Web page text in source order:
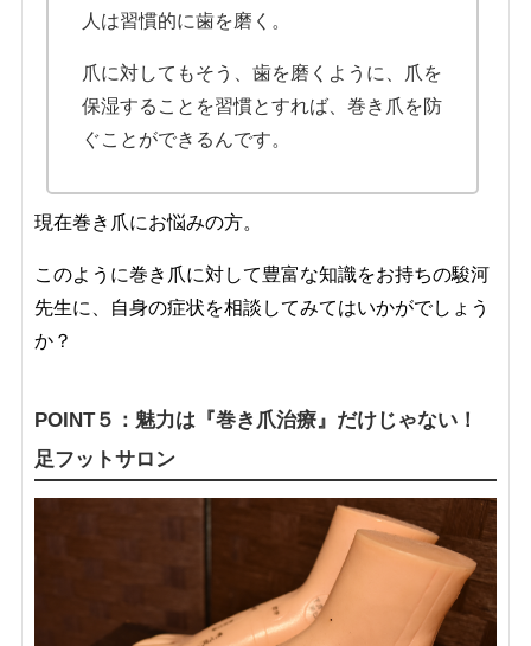
人は習慣的に歯を磨く。
爪に対してもそう、歯を磨くように、爪を
保湿することを習慣とすれば、巻き爪を防
ぐことができるんです。
現在巻き爪にお悩みの方。
このように巻き爪に対して豊富な知識をお持ちの駿河
先生に、自身の症状を相談してみてはいかがでしょう
か？
POINT５：魅力は『巻き爪治療』だけじゃない！
足フットサロン